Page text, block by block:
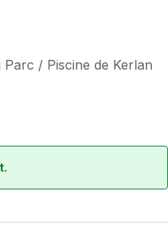
/ Piscine de Kerlan